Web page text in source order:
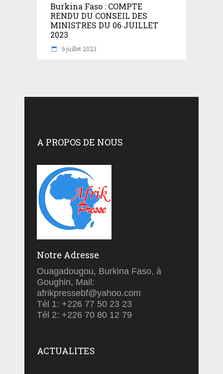
Burkina Faso : COMPTE
RENDU DU CONSEIL DES
MINISTRES DU 06 JUILLET
2023
6 juillet 2023
A PROPOS DE NOUS
Notre Adresse
Ouagadougou, Burkina Faso, à
Goughin, Mail:
afrikpressebf@yahoo.com
Tél 1: +226 77 50 23 23
Tél 2: +226 70 80 12 79
ACTUALITES